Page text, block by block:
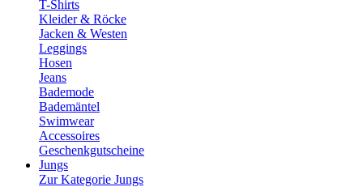
T-Shirts
Kleider & Röcke
Jacken & Westen
Leggings
Hosen
Jeans
Bademode
Bademäntel
Swimwear
Accessoires
Geschenkgutscheine
Jungs
Zur Kategorie Jungs